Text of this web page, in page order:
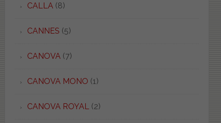
CALLA (8)
CANNES (5)
CANOVA (7)
CANOVA MONO (1)
CANOVA ROYAL (2)